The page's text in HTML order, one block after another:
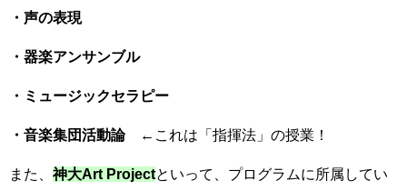
・声の表現
・器楽アンサンブル
・ミュージックセラピー
・音楽集団活動論←これは「指揮法」の授業！
また、神大Art Projectといって、プログラムに所属してい